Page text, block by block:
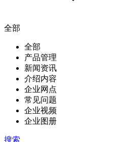
全部
全部
产品管理
新闻资讯
介绍内容
企业网点
常见问题
企业视频
企业图册
搜索